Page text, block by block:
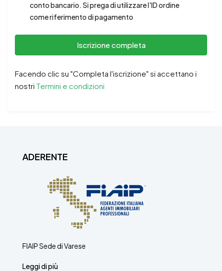
conto bancario. Si prega di utilizzare l'ID ordine
come riferimento di pagamento
Iscrizione completa
Facendo clic su "Completa l'iscrizione" si accettano i
nostri Termini e condizioni
ADERENTE
FIAIP Sede di Varese
Leggi di più